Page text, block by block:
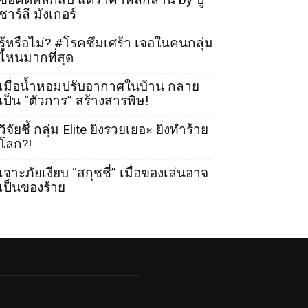
าร์ลี มังเกอร์
หรือไม่? #โรคซึมเศร้า เจอในคนกลุ่ม
หนมากที่สุด
มื่อน้ำหอมปรับอากาศในบ้าน กลาย
ป็น “ตัวการ” สร้างสารพิษ!
จัยชี้ กลุ่ม Elite ยิ่งรวยเยอะ ยิ่งทำร้าย
ลก?!
จาะภัยเงียบ “สกุชชี่” เมื่อของเล่นอาจ
ป็นของร้าย